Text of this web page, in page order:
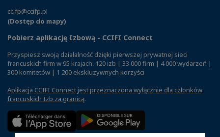
ccifp@ccifp.pl
(Dostęp do mapy)
Pobierz aplikację Izbową - CCIFI Connect
Przyspiesz swoją działalność dzięki pierwszej prywatnej sieci
francuskich firm w 95 krajach: 120 izb | 33 000 firm | 4 000 wydarzeń |
300 komitetów | 1 200 ekskluzywnych korzyści
Aplikacja CCIFI Connect jest przeznaczona wyłącznie dla członków
francuskich Izb za granicą.